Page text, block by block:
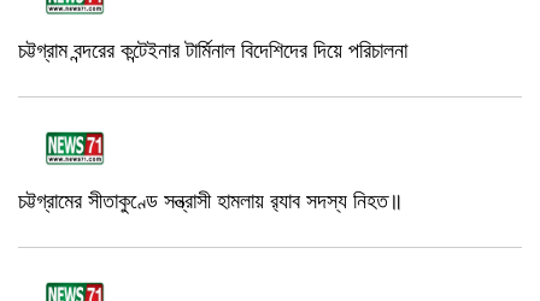
চট্টগ্রাম বন্দরের কন্টেইনার টার্মিনাল বিদেশিদের দিয়ে পরিচালনা
চট্টগ্রামের সীতাকুণ্ডে সন্ত্রাসী হামলায় র‍্যাব সদস্য নিহত॥